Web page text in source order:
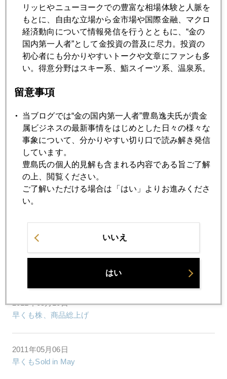
2011年05月19日
グローバル運用トレンド
2011年05月18日
2011年05月17日
ソロス金売却確認
2011年05月16日
ユーロが台風の目
ドル高、商品安
2011年05月11日
楽観論で育つ株式、悲観論で育つ債券
2011年05月10日
早くも株、商品総上げ
2011年05月06日
早くもSold in May
リッヒやニューヨークでの豊富な相場体験と人脈を
もとに、自由な立場から金市場や国際金融、マクロ
経済動向について情報発信を行うとともに、“金の
国内第一人者”として金投資の普及に尽力。投資の
初心者にも分かりやすいトークや文章にファンも多
い。得意分野はスキー系、鮨スイーツ系、温泉系。
留意事項
当ブログでは“金の国内第一人者”豊島逸夫氏が貴金
属ビジネスの最新事情をはじめとした日々の様々な
事象について、分かりやすい切り口で読み解き発信
しています。
豊島氏の個人的見解も含まれる内容である旨ご了解
の上、閲覧ください。
ご了解いただける場合は「はい」よりお進みくださ
い。
いいえ
はい